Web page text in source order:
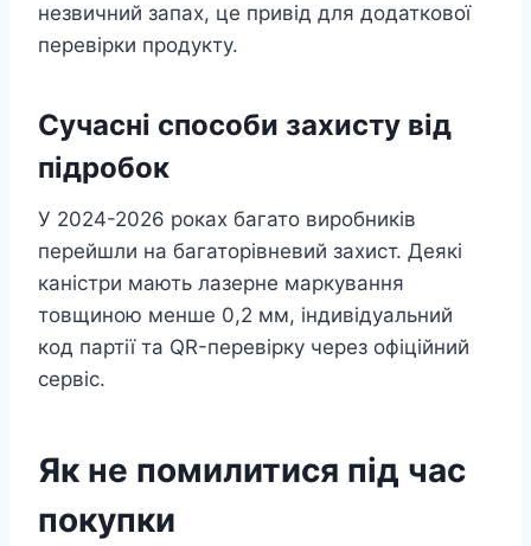
незвичний запах, це привід для додаткової
перевірки продукту.
Сучасні способи захисту від
підробок
У 2024-2026 роках багато виробників
перейшли на багаторівневий захист. Деякі
каністри мають лазерне маркування
товщиною менше 0,2 мм, індивідуальний
код партії та QR-перевірку через офіційний
сервіс.
Як не помилитися під час
покупки